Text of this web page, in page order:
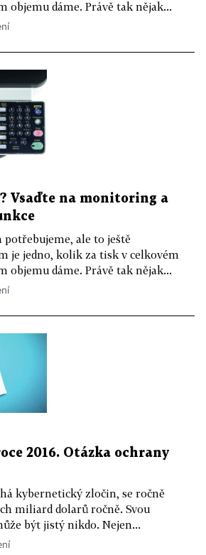
objemu dáme. Právě tak nějak...
Vsaďte na monitoring a
ale to ještě
je jedno, kolik za tisk v celkovém
objemu dáme. Právě tak nějak...
2016. Otázka ochrany
kybernetický zločin, se ročně
miliard dolarů ročně. Svou
být jistý nikdo. Nejen...